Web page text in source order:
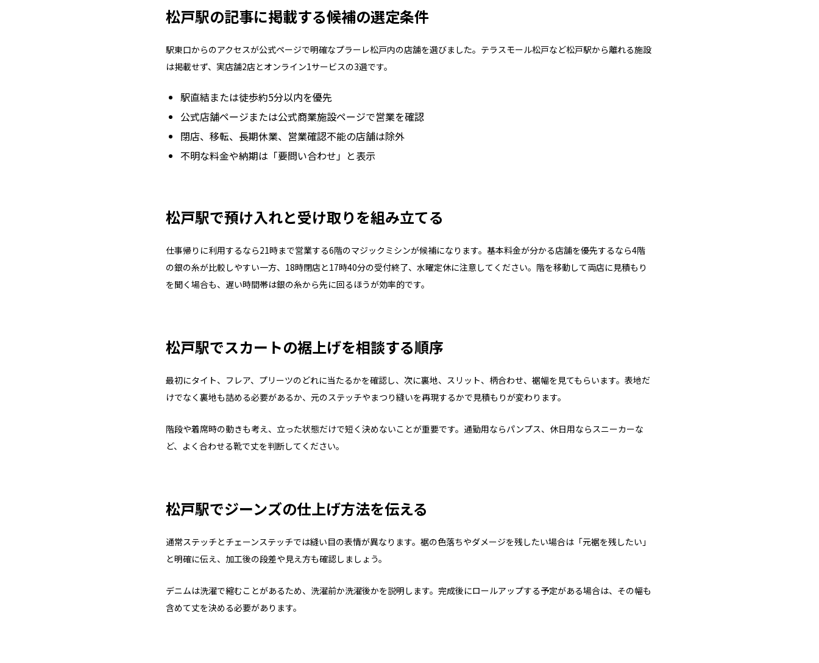
松戸駅の記事に掲載する候補の選定条件
駅東口からのアクセスが公式ページで明確なプラーレ松戸内の店舗を選びました。テラスモール松戸など松戸駅から離れる施設
は掲載せず、実店舗2店とオンライン1サービスの3選です。
駅直結または徒歩約5分以内を優先
公式店舗ページまたは公式商業施設ページで営業を確認
閉店、移転、長期休業、営業確認不能の店舗は除外
不明な料金や納期は「要問い合わせ」と表示
松戸駅で預け入れと受け取りを組み立てる
仕事帰りに利用するなら21時まで営業する6階のマジックミシンが候補になります。基本料金が分かる店舗を優先するなら4階
の銀の糸が比較しやすい一方、18時閉店と17時40分の受付終了、水曜定休に注意してください。階を移動して両店に見積もり
を聞く場合も、遅い時間帯は銀の糸から先に回るほうが効率的です。
松戸駅でスカートの裾上げを相談する順序
最初にタイト、フレア、プリーツのどれに当たるかを確認し、次に裏地、スリット、柄合わせ、裾幅を見てもらいます。表地だ
けでなく裏地も詰める必要があるか、元のステッチやまつり縫いを再現するかで見積もりが変わります。
階段や着席時の動きも考え、立った状態だけで短く決めないことが重要です。通勤用ならパンプス、休日用ならスニーカーな
ど、よく合わせる靴で丈を判断してください。
松戸駅でジーンズの仕上げ方法を伝える
通常ステッチとチェーンステッチでは縫い目の表情が異なります。裾の色落ちやダメージを残したい場合は「元裾を残したい」
と明確に伝え、加工後の段差や見え方も確認しましょう。
デニムは洗濯で縮むことがあるため、洗濯前か洗濯後かを説明します。完成後にロールアップする予定がある場合は、その幅も
含めて丈を決める必要があります。